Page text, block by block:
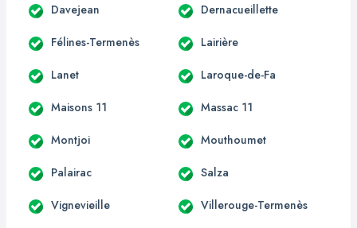
Davejean Dernacueillette
Félines-Termenès Lairière
Lanet Laroque-de-Fa
Maisons 11 Massac 11
Montjoi Mouthoumet
Palairac Salza
Vignevieille Villerouge-Termenès